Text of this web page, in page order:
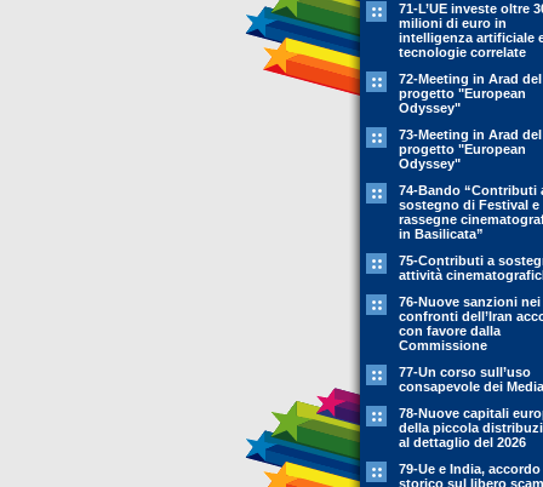
71-L’UE investe oltre
milioni di euro in
intelligenza artificiale
tecnologie correlate
72-Meeting in Arad del
progetto "European
Odyssey"
73-Meeting in Arad del
progetto "European
Odyssey"
74-Bando “Contributi
sostegno di Festival e
rassegne
in Basilicata”
75-Contributi a
attività
76-Nuove sanzioni nei
confronti dell’Iran
con favore dalla
Commissione
77-Un corso sull’uso
consapevole dei Media
78-Nuove capitali
della piccola
al dettaglio del 2026
79-Ue e India, accordo
storico sul libero